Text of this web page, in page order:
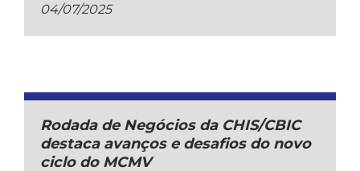
04/07/2025
Rodada de Negócios da CHIS/CBIC
destaca avanços e desafios do novo
ciclo do MCMV